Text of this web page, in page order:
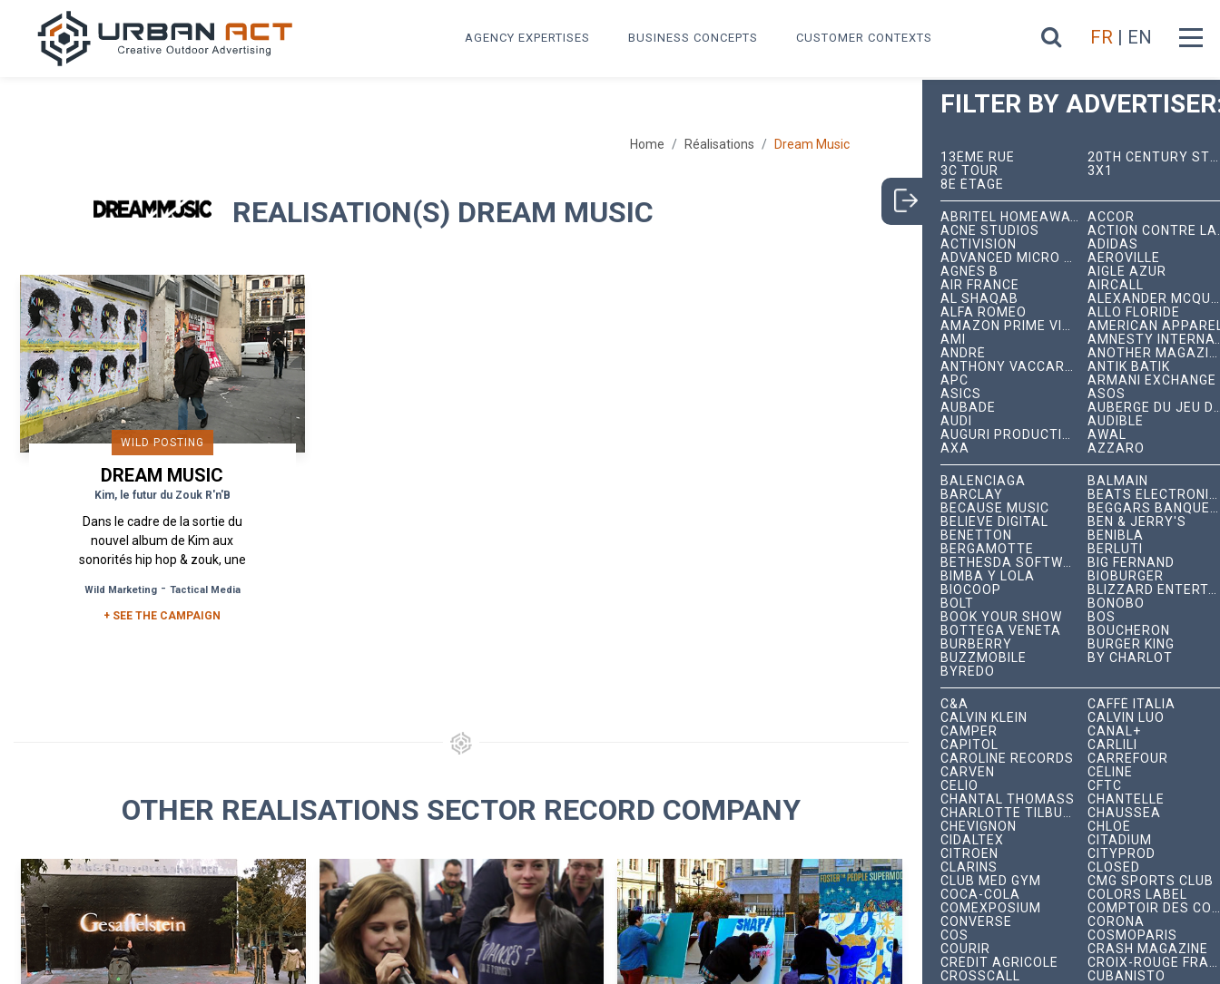
FR | EN
AGENCY EXPERTISES BUSINESS CONCEPTS CUSTOMER CONTEXTS
Home Réalisations Dream Music
REALISATION(S) DREAM MUSIC
WILD POSTING
DREAM MUSIC
Kim, le futur du Zouk R'n'B
Dans le cadre de la sortie du
nouvel album de Kim aux
sonorités hip hop & zouk, une
sauvage a été mise en place à
Paris, aux portes...
Wild Marketing- Tactical Media
+ SEE THE CAMPAIGN
OTHER REALISATIONS SECTOR RECORD COMPANY
FILTER BY
13ÈME RUE
3C TOUR
3X1
8E ÉTAGE
ACCOR
ACNE STUDIOS
ACTIVISION
ADIDAS
AÉROVILLE
AGNÈS B
AIGLE AZUR
AIR FRANCE
AIRCALL
AL SHAQAB
ALFA ROMEO
ALLO FLORIDE
AMERICAN
AMI
ANDRÉ
ANTIK BATIK
APC
ARMANI EXCHANGE
ASICS
ASOS
AUBADE
AUDI
AUDIBLE
AWAL
AXA
AZZARO
BALENCIAGA
BALMAIN
BARCLAY
BECAUSE MUSIC
BELIEVE DIGITAL
BEN & JERRY'S
BENETTON
BENIBLA
BERGAMOTTE
BERLUTI
BIG FERNAND
BIMBA Y LOLA
BIOBURGER
BIOCOOP
BLIZZARD ENTERTAINMENT
BOLT
BONOBO
BOOK YOUR SHOW
BOS
BOTTEGA VENETA
BOUCHERON
BURBERRY
BURGER KING
BUZZMOBILE
BY CHARLOT
BYREDO
C&A
CAFFÈ ITALIA
CALVIN KLEIN
CALVIN LUO
CAMPER
CANAL+
CAPITOL
CARLILI
CAROLINE RECORDS
CARREFOUR
CARVEN
CÉLINE
CELIO
CFTC
CHANTAL THOMASS
CHANTELLE
CHAUSSEA
CHEVIGNON
CHLOÉ
CIDALTEX
CITADIUM
CITROËN
CITYPROD
CLARINS
CLOSED
CLUB MED GYM
CMG SPORTS CLUB
COCA-COLA
COLORS LABEL
COMEXPOSIUM
CONVERSE
CORONA
COS
COSMOPARIS
COURIR
CRASH MAGAZINE
CRÉDIT AGRICOLE
CROSSCALL
CUBANISTO